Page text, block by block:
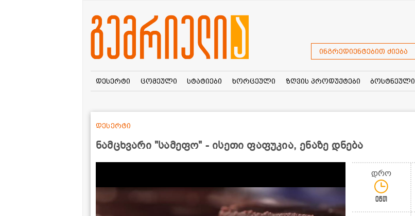
ინგრედიენტებით ძიება
დესერტი ცომეული სტატიები ხორცეული ზღვის პროდუქტები ბოსტნეული
ნამცხვარი "სამეფო" - ისეთი ფაფუკია, ენაზე დნება
დესერტი
დრო
0წთ